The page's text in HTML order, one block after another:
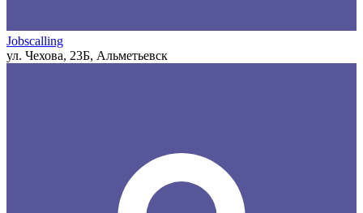
Jobscalling
ул. Чехова, 23Б, Альметьевск